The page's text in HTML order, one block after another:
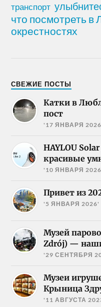
транспорт
что посмотреть в
окрестностях
СВЕЖИЕ ПОСТЫ
Катки в
пост
'17 ЯНВАРЯ
HAYLOU
красивые
'10 ЯНВАРЯ
Привет из
'5 ЯНВАРЯ 2026'
Музей
Zdrój) —
'29 СЕНТЯБРЯ
Музеи
Крыница
'11 АВГУСТА